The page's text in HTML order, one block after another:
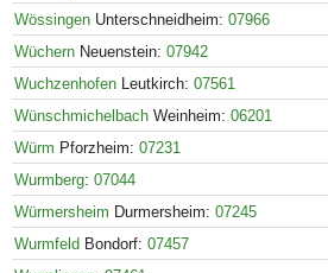
Wössingen Unterschneidheim: 07966
Wüchern Neuenstein: 07942
Wuchzenhofen Leutkirch: 07561
Wünschmichelbach Weinheim: 06201
Würm Pforzheim: 07231
Wurmberg: 07044
Würmersheim Durmersheim: 07245
Wurmfeld Bondorf: 07457